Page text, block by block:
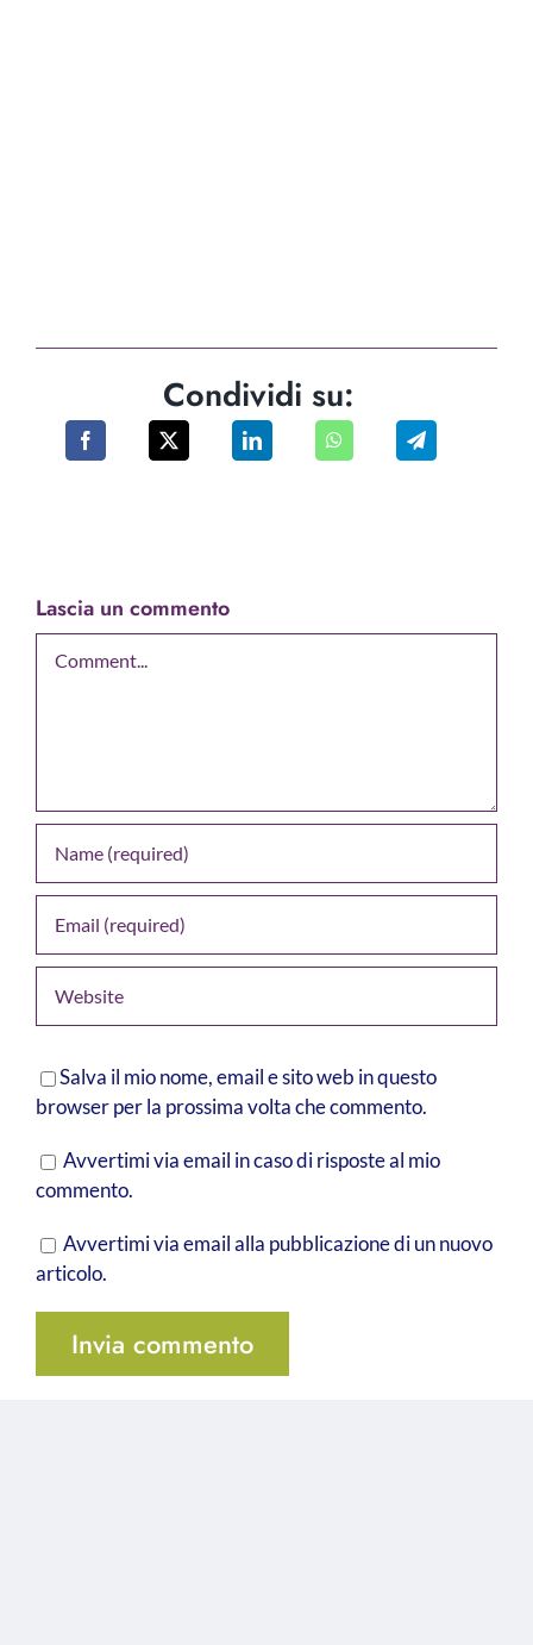
Condividi su:
Lascia un commento
Salva il mio nome, email e sito web in questo
browser per la prossima volta che commento.
Avvertimi via email in caso di risposte al mio
commento.
Avvertimi via email alla pubblicazione di un nuovo
articolo.